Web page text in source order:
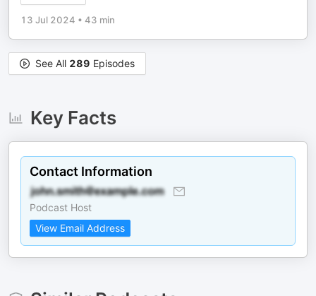
13 Jul 2024 • 43 min
See All 289 Episodes
Key Facts
Contact Information
Podcast Host
View Email Address